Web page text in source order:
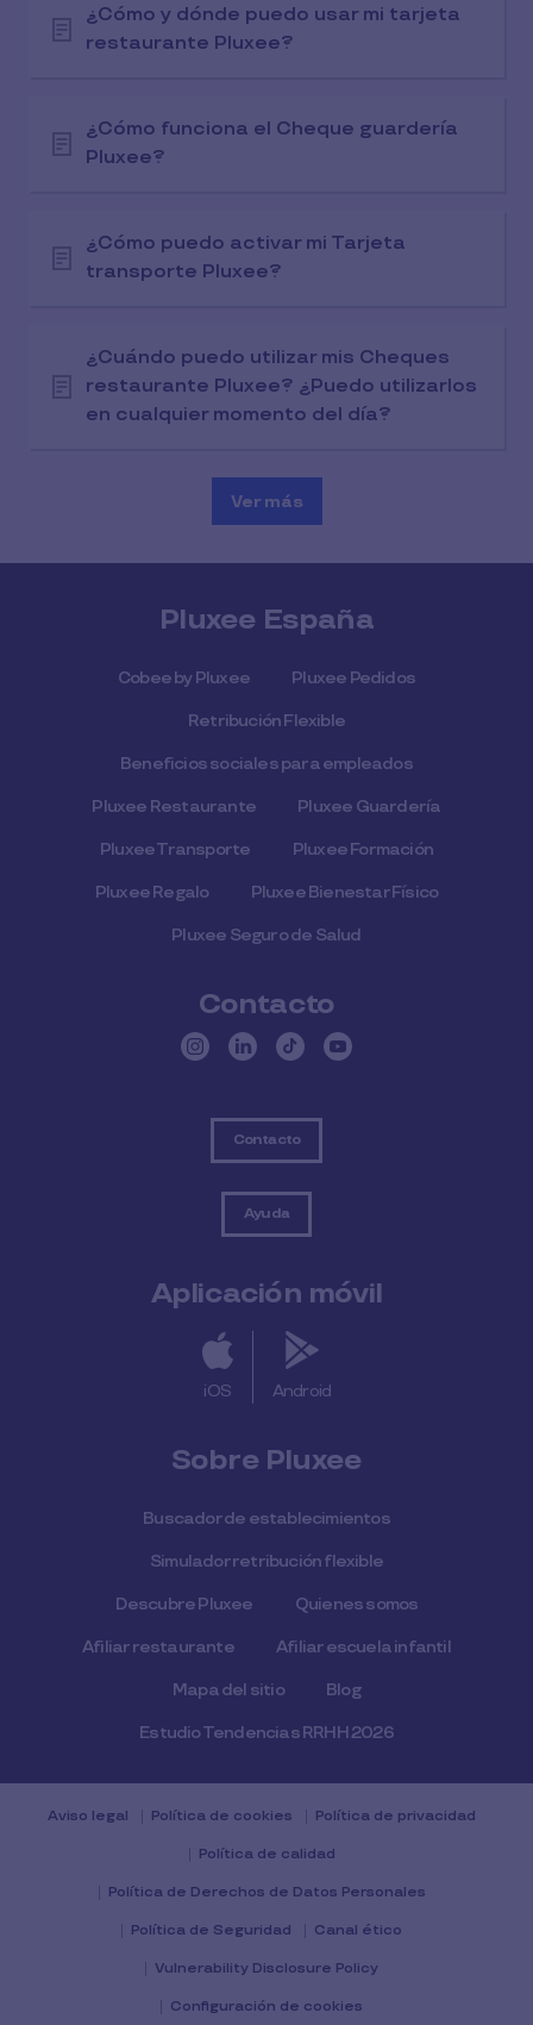
¿Cómo y dónde puedo usar mi tarjeta
restaurante Pluxee?
¿Cómo funciona el Cheque guardería
Pluxee?
¿Cómo puedo activar mi Tarjeta
transporte Pluxee?
¿Cuándo puedo utilizar mis Cheques
restaurante Pluxee? ¿Puedo utilizarlos
en cualquier momento del día?
Ver más
Pluxee España
Cobee by Pluxee Pluxee Pedidos
Retribución Flexible
Beneficios sociales para empleados
Pluxee Restaurante Pluxee Guardería
Pluxee Transporte Pluxee Formación
Pluxee Regalo Pluxee Bienestar Físico
Pluxee Seguro de Salud
Contacto
Contacto
Ayuda
Aplicación móvil
iOS Android
Sobre Pluxee
Buscador de establecimientos
Simulador retribución flexible
Descubre Pluxee Quienes somos
Afiliar restaurante Afiliar escuela infantil
Mapa del sitio Blog
Estudio Tendencias RRHH 2026
Aviso legal Política de cookies Política de privacidad
Política de calidad
Política de Derechos de Datos Personales
Política de Seguridad Canal ético
Vulnerability Disclosure Policy
Configuración de cookies